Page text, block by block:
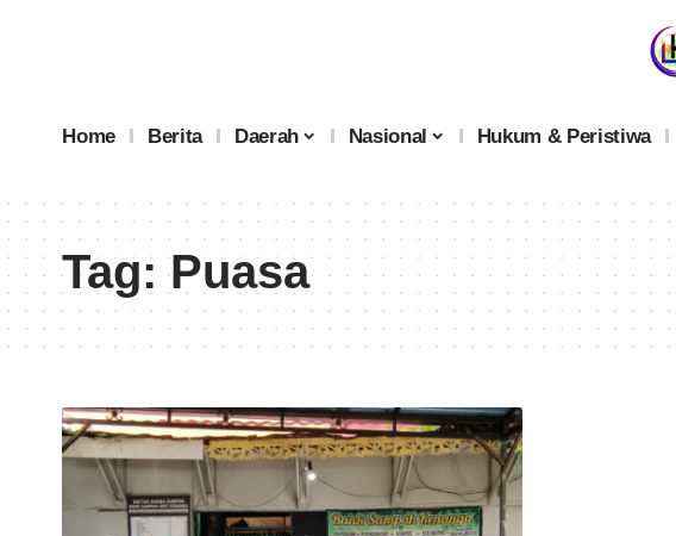
Home Berita Daerah Nasional Hukum & Peristiwa
Tag:Puasa